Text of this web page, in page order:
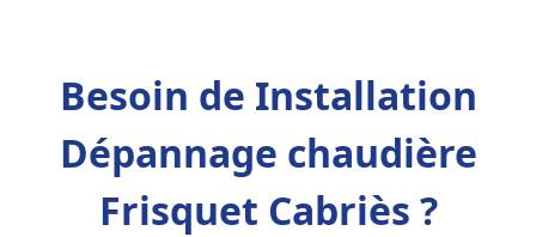
Besoin de Installation
Dépannage chaudière
Frisquet Cabriès ?